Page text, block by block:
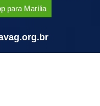
para Marília